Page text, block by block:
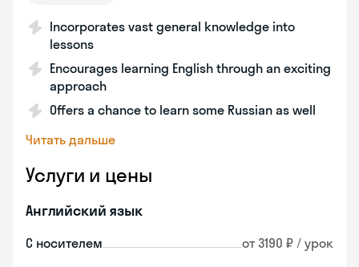
Incorporates vast general knowledge into
lessons
Encourages learning English through an exciting
approach
Offers a chance to learn some Russian as well
Читать дальше
Услуги и цены
Английский язык
С носителем от 3190 ₽ / урок